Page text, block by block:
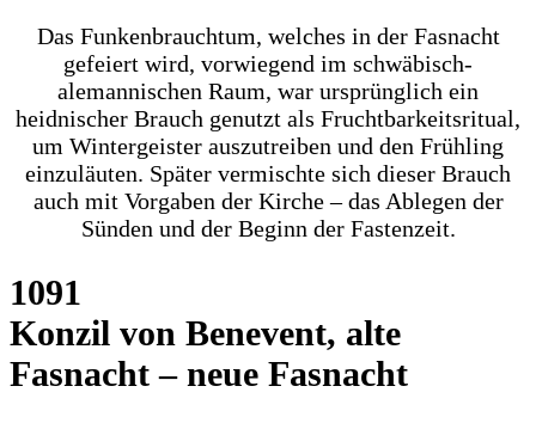
Das Funkenbrauchtum, welches in der Fasnacht
gefeiert wird, vorwiegend im schwäbisch-
alemannischen Raum, war ursprünglich ein
heidnischer Brauch genutzt als Fruchtbarkeitsritual,
um Wintergeister auszutreiben und den Frühling
einzuläuten. Später vermischte sich dieser Brauch
auch mit Vorgaben der Kirche – das Ablegen der
Sünden und der Beginn der Fastenzeit.
1091
Konzil von Benevent, alte
Fasnacht – neue Fasnacht